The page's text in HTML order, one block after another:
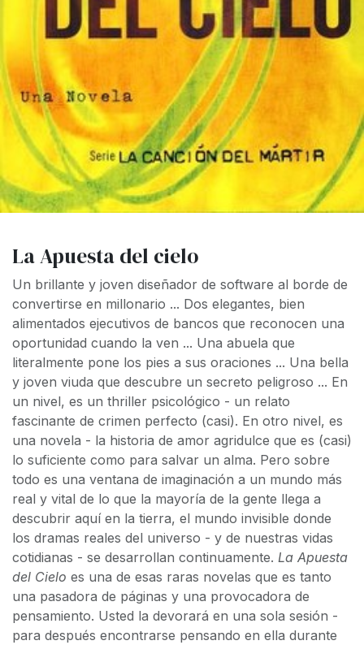
La Apuesta del cielo
Un brillante y joven diseñador de software al borde de
convertirse en millonario ... Dos elegantes, bien
alimentados ejecutivos de bancos que reconocen una
oportunidad cuando la ven ... Una abuela que
literalmente pone los pies a sus oraciones ... Una bella
y joven viuda que descubre un secreto peligroso ... En
un nivel, es un thriller psicológico - un relato
fascinante de crimen perfecto (casi). En otro nivel, es
una novela - la historia de amor agridulce que es (casi)
lo suficiente como para salvar un alma. Pero sobre
todo es una ventana de imaginación a un mundo más
real y vital de lo que la mayoría de la gente llega a
descubrir aquí en la tierra, el mundo invisible donde
los dramas reales del universo - y de nuestras vidas
cotidianas - se desarrollan continuamente. La Apuesta
del Cielo es una de esas raras novelas que es tanto
una pasadora de páginas y una provocadora de
pensamiento. Usted la devorará en una sola sesión -
para después encontrarse pensando en ella durante